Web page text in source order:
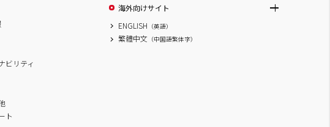
ビリティ
ト
海外向けサイト
ENGLISH （英語）
繁體中文 （中国語繁体字）